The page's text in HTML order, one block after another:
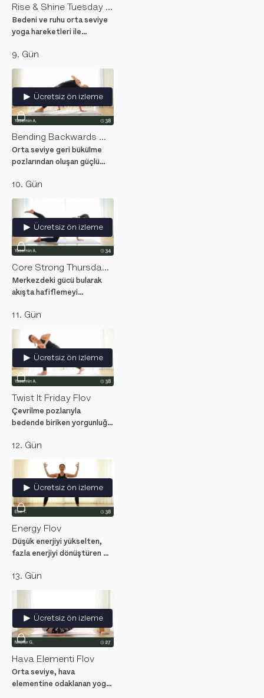
Rise & Shine Tuesday Flov
Bedeni ve ruhu orta seviye
yoga hareketleri ile
eğlenceli yoga dersi.
9. Gün
Ücretsiz ön izleme
Bending Backwards Wednesday Flov
Orta seviye geri bükülme
pozlarından oluşan güçlü
10. Gün
Ücretsiz ön izleme
Core Strong Thursday Flov
Merkezdeki gücü bularak
akışta hafiflemeyi
eden orta seviye yoga
dersi.
11. Gün
Ücretsiz ön izleme
Twist It Friday Flov
Çevrilme pozlarıyla
bedende biriken yorgunluğu
seviye yoga dersi.
12. Gün
Ücretsiz ön izleme
Energy Flov
Düşük enerjiyi yükselten,
fazla enerjiyi dönüştüren bir
13. Gün
Ücretsiz ön izleme
Hava Elementi Flov
Orta seviye, hava
elementine odaklanan yoga